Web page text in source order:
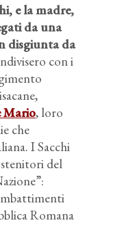
e la madre,
da una
disgiunta da
con i
Mario, loro
che
I Sacchi
del
Romana